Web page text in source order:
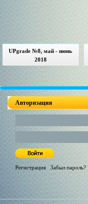
UPgrade №8, май - июнь
2018
Авторизация
Регистрация/ Забыл пароль?